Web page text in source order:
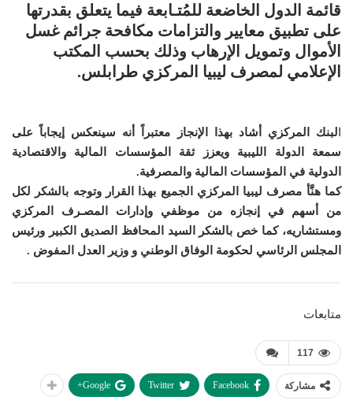
قائمة الدول الخاضعة للمُتـابعة فيما يتعلق بقدرتها
على تطبيق معايير والتزامات مكافحة جرائم غسل
الأموال وتمويل الإرهاب وذلك بحسب المكتب
الإعلامي لمصرف ليبيا المركزي طرابلس.
البنك المركزي أشاد بهذا الإنجاز معتبراً أنه سينعكس إيجاباً على
سمعة الدولة الليبية ويعزز ثقة المؤسسات المالية والاقتصادية
الدولية في المؤسسات المالية والمصرفية.
كما هنَّأ مصرف ليبيا المركزي الجميع بهذا القرار وتوجه بالشكر لكل
من أسهم في إنجازه من موظفي وإدارات المصـرف المركزي
ومستشاريه، كما خص بالشكر السيد المحافظ الصديق الكبير ورئيس
المجلس الرئاسي لحكومة الوفاق الوطني و وزير العدل المفوض .
متابعات
117
مشاركة Facebook
Twitter
Google+